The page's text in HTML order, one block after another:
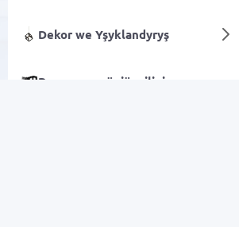
Dekor we Yşyklandyryş
Programma üpjünçiligi